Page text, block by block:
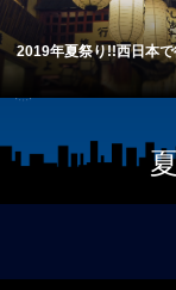
夏祭り!!西日本で行われ